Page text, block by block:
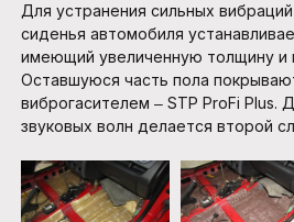
Для устранения сильных
сиденья автомобиля
имеющий увеличенную толщину и
Оставшуюся часть пола
виброгасителем ‒ STP ProFi Plus.
звуковых волн делается второй